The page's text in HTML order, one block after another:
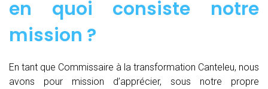
en quoi consiste notre
mission ?
En tant que Commissaire à la transformation Canteleu, nous
avons pour mission d’apprécier, sous notre propre